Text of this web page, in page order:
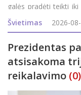
galės pradėti teikti iki
aukštųjų mokyklų
(LAMABPO). Į
Švietimas 2026-
Prezidentas
atsisakoma
reikalavimo (0)